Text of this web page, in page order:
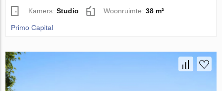
Kamers:Studio Woonruimte:38 m²
Primo Capital